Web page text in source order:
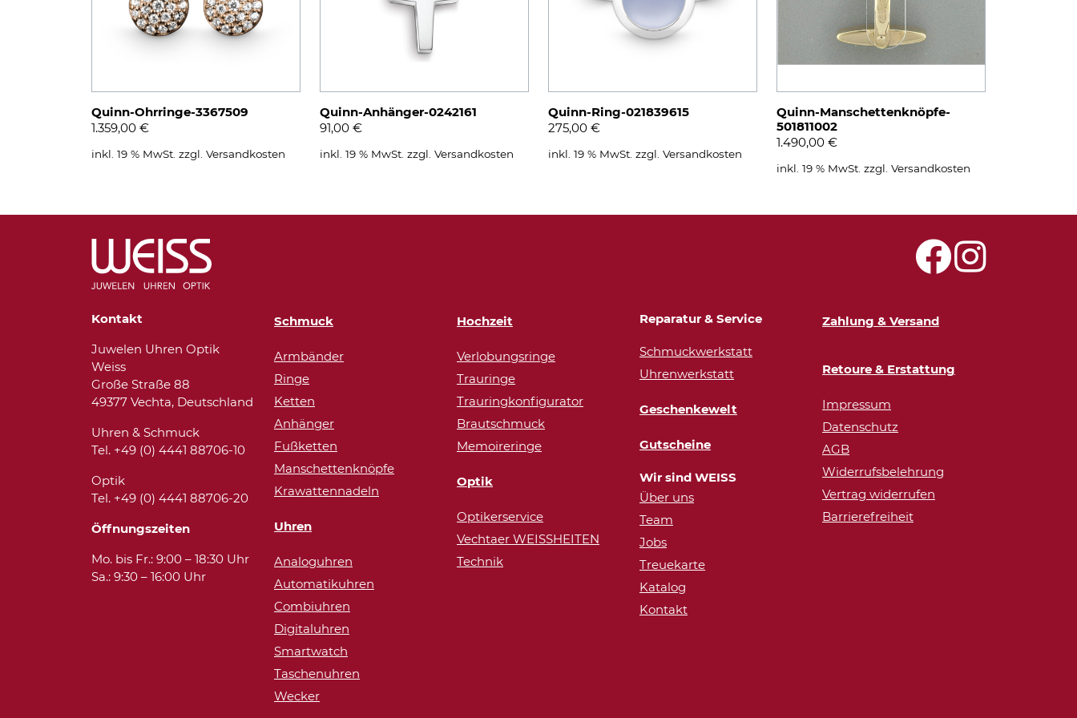
Quinn-Ohrringe-3367509
1.359,00 €
inkl. 19 % MwSt. zzgl. Versandkosten
Quinn-Anhänger-0242161
91,00 €
inkl. 19 % MwSt. zzgl. Versandkosten
Quinn-Ring-021839615
275,00 €
inkl. 19 % MwSt. zzgl. Versandkosten
Quinn-Manschettenknöpfe-
501811002
1.490,00 €
inkl. 19 % MwSt. zzgl. Versandkosten
Kontakt
Juwelen Uhren Optik
Weiss
Große Straße 88
49377 Vechta, Deutschland
Uhren & Schmuck
Tel. +49 (0) 4441 88706-10
Optik
Tel. +49 (0) 4441 88706-20
Öffnungszeiten
Mo. bis Fr.: 9:00 – 18:30 Uhr
Sa.: 9:30 – 16:00 Uhr
Schmuck
Armbänder
Ringe
Ketten
Anhänger
Fußketten
Manschettenknöpfe
Krawattennadeln
Uhren
Analoguhren
Automatikuhren
Combiuhren
Digitaluhren
Smartwatch
Taschenuhren
Wecker
Hochzeit
Verlobungsringe
Trauringe
Trauringkonfigurator
Brautschmuck
Memoireringe
Optik
Optikerservice
Vechtaer WEISSHEITEN
Technik
Reparatur & Service
Schmuckwerkstatt
Uhrenwerkstatt
Geschenkewelt
Gutscheine
Wir sind WEISS
Über uns
Team
Jobs
Treuekarte
Katalog
Kontakt
Zahlung & Versand
Retoure & Erstattung
Impressum
Datenschutz
AGB
Widerrufsbelehrung
Vertrag widerrufen
Barrierefreiheit